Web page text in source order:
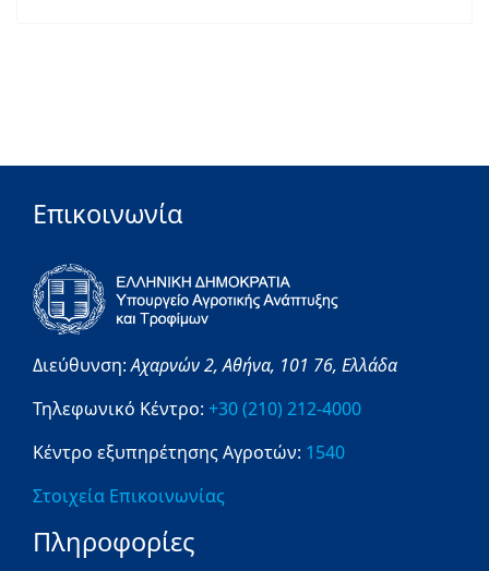
Επικοινωνία
Διεύθυνση:Αχαρνών 2,Αθήνα, 101 76, Ελλάδα
Τηλεφωνικό Κέντρο: +30 (210) 212-4000
Κέντρο εξυπηρέτησης Αγροτών: 1540
Στοιχεία Επικοινωνίας
Πληροφορίες